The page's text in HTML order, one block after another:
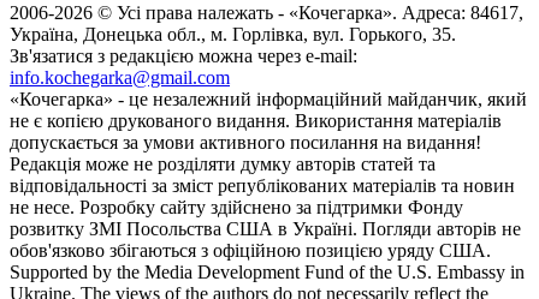
2006-2026 © Усі права належать - «Кочегарка». Адреса: 84617,
Україна, Донецька обл., м. Горлівка, вул. Горького, 35.
Зв'язатися з редакцією можна через e-mail:
info.kochegarka@gmail.com
«Кочегарка» - це незалежний інформаційний майданчик, який
не є копією друкованого видання. Використання матеріалів
допускається за умови активного посилання на видання!
Редакція може не розділяти думку авторів статей та
відповідальності за зміст републікованих матеріалів та новин
не несе. Розробку сайту здійснено за підтримки Фонду
розвитку ЗМІ Посольства США в Україні. Погляди авторів не
обов'язково збігаються з офіційною позицією уряду США.
Supported by the Media Development Fund of the U.S. Embassy in
Ukraine. The views of the authors do not necessarily reflect the